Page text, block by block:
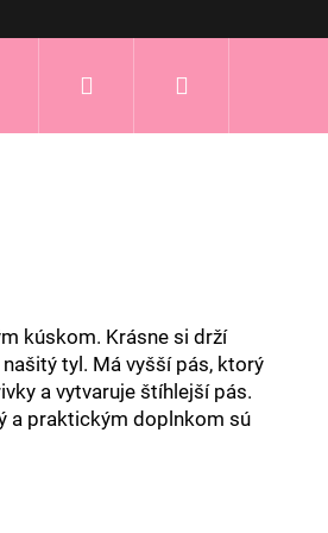
Prihlásenie
kúskom. Krásne si drží
tyl. Má vyšší pás, ktorý
a vytvaruje štíhlejší pás.
a praktickým doplnkom sú